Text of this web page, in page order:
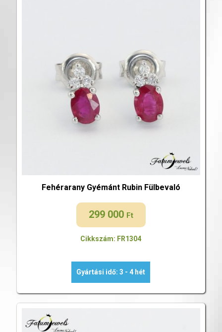
Fehérarany Gyémánt Rubin Fülbevaló
299 000 Ft
Cikkszám: FR1304
Gyártási idő: 3 - 4 hét